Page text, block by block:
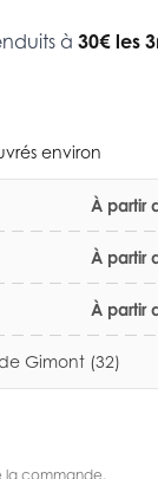
à 30€ les
environ
À partir
À partir
À partir
Gimont (32)
la commande.